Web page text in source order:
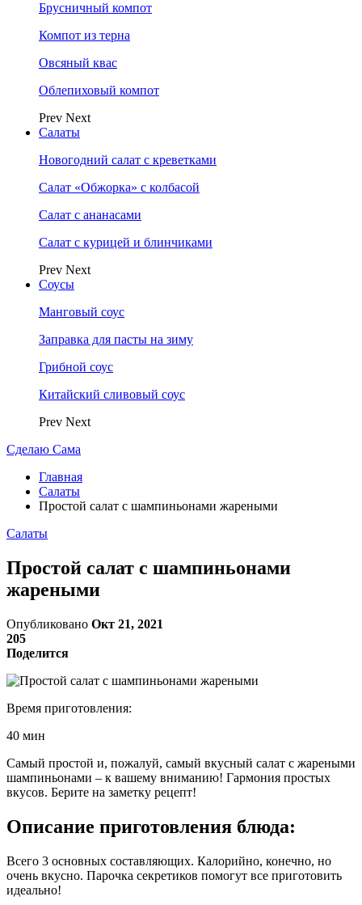
Брусничный компот
Компот из терна
Овсяный квас
Облепиховый компот
Prev Next
Салаты
Новогодний салат с креветками
Салат «Обжорка» с колбасой
Салат с ананасами
Салат с курицей и блинчиками
Prev Next
Соусы
Манговый соус
Заправка для пасты на зиму
Грибной соус
Китайский сливовый соус
Prev Next
Сделаю Сама
Главная
Салаты
Простой салат с шампиньонами жареными
Салаты
Простой салат с шампиньонами
жареными
Опубликовано Окт 21, 2021
205
Поделится
Время приготовления:
40 мин
Самый простой и, пожалуй, самый вкусный салат с жареными
шампиньонами – к вашему вниманию! Гармония простых
вкусов. Берите на заметку рецепт!
Описание приготовления блюда:
Всего 3 основных составляющих. Калорийно, конечно, но
очень вкусно. Парочка секретиков помогут все приготовить
идеально!